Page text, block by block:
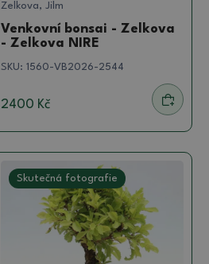
Zelkova, Jilm
Venkovní bonsai - Zelkova
- Zelkova NIRE
SKU: 1560-VB2026-2544
2400 Kč
Skutečná fotografie